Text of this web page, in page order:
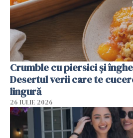
Crumble cu piersici și
Desertul verii care te
lingură
26 IULIE 2026